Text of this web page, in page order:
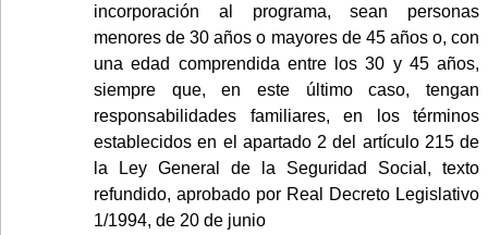
incorporación al programa, sean personas
menores de 30 años o mayores de 45 años o, con
una edad comprendida entre los 30 y 45 años,
siempre que, en este último caso, tengan
responsabilidades familiares, en los términos
establecidos en el apartado 2 del artículo 215 de
la Ley General de la Seguridad Social, texto
refundido, aprobado por Real Decreto Legislativo
1/1994, de 20 de junio